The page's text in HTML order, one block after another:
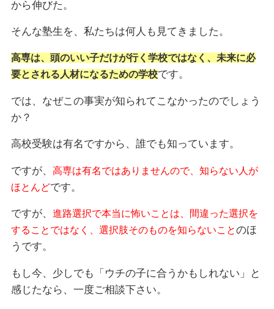
から伸びた。
そんな塾生を、私たちは何人も見てきました。
高専は、頭のいい子だけが行く学校ではなく、未来に必
要とされる人材になるための学校です。
では、なぜこの事実が知られてこなかったのでしょう
か？
高校受験は有名ですから、誰でも知っています。
ですが、 高専は有名ではありませんので、知らない人が
ほとんどです。
ですが、 進路選択で本当に怖いことは、間違った選択を
することではなく、選択肢そのものを知らないことのほ
うです。
もし今、少しでも「ウチの子に合うかもしれない」と
感じたなら、一度ご相談下さい。